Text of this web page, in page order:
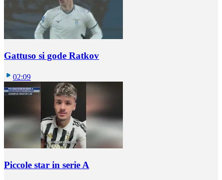
Gattuso si gode Ratkov
02:09
Piccole star in serie A